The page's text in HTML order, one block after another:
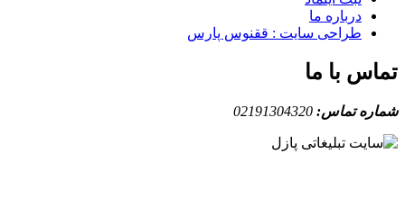
سایت : ققنوس پارس
02191304320